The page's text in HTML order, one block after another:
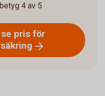
4 av 5
pris för